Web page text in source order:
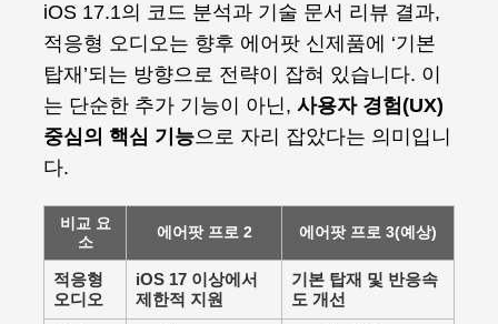
iOS 17.1의 코드 분석과 기술 문서 리뷰 결과,
적응형 오디오는 향후 에어팟 신제품에 ‘기본
탑재’되는 방향으로 전략이 잡혀 있습니다. 이
는 단순한 추가 기능이 아닌, 사용자 경험(UX)
중심의 핵심 기능으로 자리 잡았다는 의미입니
다.
비교 요
소
에어팟 프로 2 에어팟 프로 3(예상)
적응형
오디오
iOS 17 이상에서
제한적 지원
기본 탑재 및 반응속
도 개선